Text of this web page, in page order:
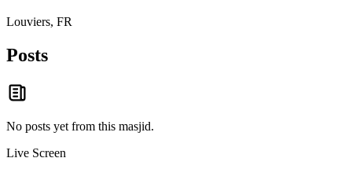
Louviers, FR
Posts
No posts yet from this masjid.
Live Screen